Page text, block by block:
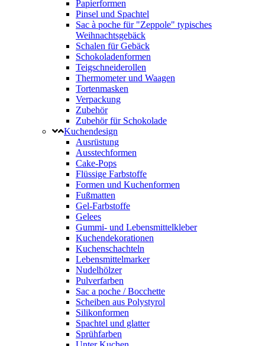
Papierformen
Pinsel und Spachtel
Sac à poche für "Zeppole" typisches
Weihnachtsgebäck
Schalen für Gebäck
Schokoladenformen
Teigschneiderollen
Thermometer und Waagen
Tortenmasken
Verpackung
Zubehör
Zubehör für Schokolade
Kuchendesign
Ausrüstung
Ausstechformen
Cake-Pops
Flüssige Farbstoffe
Formen und Kuchenformen
Fußmatten
Gel-Farbstoffe
Gelees
Gummi- und Lebensmittelkleber
Kuchendekorationen
Kuchenschachteln
Lebensmittelmarker
Nudelhölzer
Pulverfarben
Sac a poche / Bocchette
Scheiben aus Polystyrol
Silikonformen
Spachtel und glatter
Sprühfarben